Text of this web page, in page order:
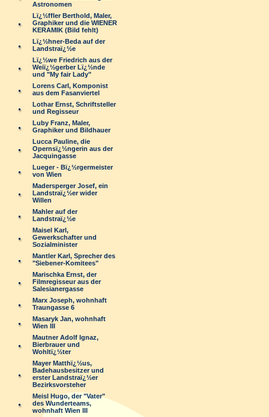
Astronomen
Lï¿½ffler Berthold, Maler,
Graphiker und die WIENER
KERAMIK (Bild fehlt)
Lï¿½hner-Beda auf der
Landstraï¿½e
Lï¿½we Friedrich aus der
Weiï¿½gerber Lï¿½nde
und "My fair Lady"
Lorens Carl, Komponist
aus dem Fasanviertel
Lothar Ernst, Schriftsteller
und Regisseur
Luby Franz, Maler,
Graphiker und Bildhauer
Lucca Pauline, die
Opernsï¿½ngerin aus der
Jacquingasse
Lueger - Bï¿½rgermeister
von Wien
Madersperger Josef, ein
Landstraï¿½er wider
Willen
Mahler auf der
Landstraï¿½e
Maisel Karl,
Gewerkschafter und
Sozialminister
Mantler Karl, Sprecher des
"Siebener-Komitees"
Marischka Ernst, der
Filmregisseur aus der
Salesianergasse
Marx Joseph, wohnhaft
Traungasse 6
Masaryk Jan, wohnhaft
Wien III
Mautner Adolf Ignaz,
Bierbrauer und
Wohltï¿½ter
Mayer Matthï¿½us,
Badehausbesitzer und
erster Landstraï¿½er
Bezirksvorsteher
Meisl Hugo, der "Vater"
des Wunderteams,
wohnhaft Wien III